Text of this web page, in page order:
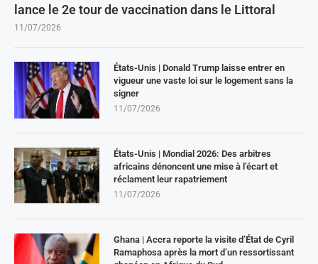
lance le 2e tour de vaccination dans le Littoral
11/07/2026
États-Unis | Donald Trump laisse entrer en
vigueur une vaste loi sur le logement sans la
signer
11/07/2026
États-Unis | Mondial 2026: Des arbitres
africains dénoncent une mise à l’écart et
réclament leur rapatriement
11/07/2026
Ghana | Accra reporte la visite d’État de Cyril
Ramaphosa après la mort d’un ressortissant